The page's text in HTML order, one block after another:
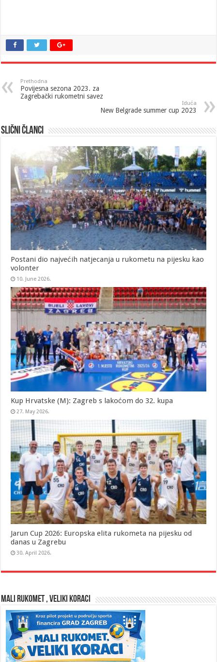
Prethodna
Povijesna sezona 2023. za
Zagrebački rukometni savez
Iduća
New Belgrade summer cup 2023
Slični članci
Postani dio najvećih natjecanja u rukometu na pijesku kao
volonter
10. June 2026.
Kup Hrvatske (M): Zagreb s lakoćom do 32. kupa
27. May 2026.
Jarun Cup 2026: Europska elita rukometa na pijesku od
danas u Zagrebu
30. April 2026.
MALI RUKOMET , VELIKI KORACI